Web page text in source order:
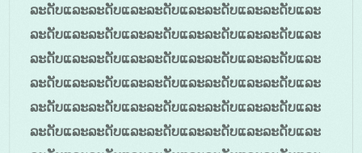
ລະດັບແລະລະດັບແລະລະດັບແລະລະດັບແລະລະດັບແລະ
ລະດັບແລະລະດັບແລະລະດັບແລະລະດັບແລະລະດັບແລະ
ລະດັບແລະລະດັບແລະລະດັບແລະລະດັບແລະລະດັບແລະ
ລະດັບແລະລະດັບແລະລະດັບແລະລະດັບແລະລະດັບແລະ
ລະດັບແລະລະດັບແລະລະດັບແລະລະດັບແລະລະດັບແລະ
ລະດັບແລະລະດັບແລະລະດັບແລະລະດັບແລະລະດັບແລະ